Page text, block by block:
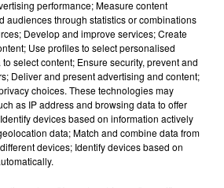
DEVANT SE FAIRE
RESSORT DE LA...
contre la clinique qui a
et présenté ses
performance; Measure content
audiences through statistics or combinations
Develop and improve services; Create
Use profiles to select personalised
select content; Ensure security, prevent and
Deliver and present advertising and content;
choices. These technologies may
as IP address and browsing data to offer
devices based on information actively
data; Match and combine data from
devices; Identify devices based on